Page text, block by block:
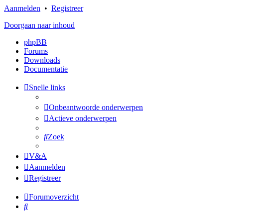
Aanmelden • Registreer
Doorgaan naar inhoud
phpBB
Forums
Downloads
Documentatie
Snelle links
Onbeantwoorde onderwerpen
Actieve onderwerpen
Zoek
V&A
Aanmelden
Registreer
Forumoverzicht
Zoek